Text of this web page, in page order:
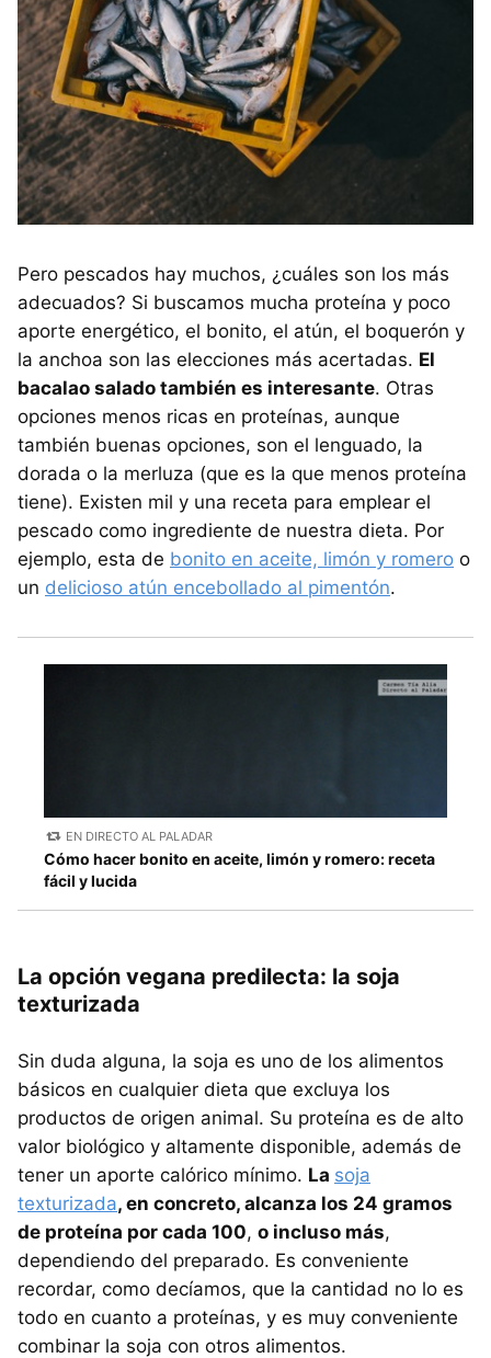
Pero pescados hay muchos, ¿cuáles son los más
adecuados? Si buscamos mucha proteína y poco
aporte energético, el bonito, el atún, el boquerón y
la anchoa son las elecciones más acertadas. El
bacalao salado también es interesante. Otras
opciones menos ricas en proteínas, aunque
también buenas opciones, son el lenguado, la
dorada o la merluza (que es la que menos proteína
tiene). Existen mil y una receta para emplear el
pescado como ingrediente de nuestra dieta. Por
ejemplo, esta de bonito en aceite, limón y romero o
un delicioso atún encebollado al pimentón.
EN DIRECTO AL PALADAR
Cómo hacer bonito en aceite, limón y romero: receta
fácil y lucida
La opción vegana predilecta: la soja
texturizada
Sin duda alguna, la soja es uno de los alimentos
básicos en cualquier dieta que excluya los
productos de origen animal. Su proteína es de alto
valor biológico y altamente disponible, además de
tener un aporte calórico mínimo. La soja
texturizada, en concreto, alcanza los 24 gramos
de proteína por cada 100, o incluso más,
dependiendo del preparado. Es conveniente
recordar, como decíamos, que la cantidad no lo es
todo en cuanto a proteínas, y es muy conveniente
combinar la soja con otros alimentos.